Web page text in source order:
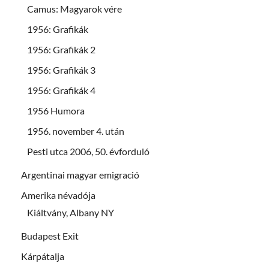
Camus: Magyarok vére
1956: Grafikák
1956: Grafikák 2
1956: Grafikák 3
1956: Grafikák 4
1956 Humora
1956. november 4. után
Pesti utca 2006, 50. évforduló
Argentinai magyar emigració
Amerika névadója
Kiáltvány, Albany NY
Budapest Exit
Kárpátalja